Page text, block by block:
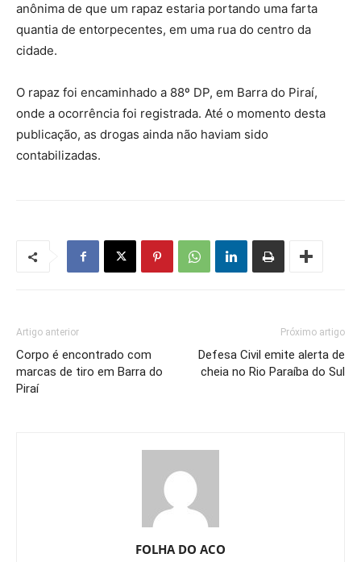
anônima de que um rapaz estaria portando uma farta
quantia de entorpecentes, em uma rua do centro da
cidade.
O rapaz foi encaminhado a 88º DP, em Barra do Piraí,
onde a ocorrência foi registrada. Até o momento desta
publicação, as drogas ainda não haviam sido
contabilizadas.
Artigo anterior
Corpo é encontrado com
marcas de tiro em Barra do
Piraí
Próximo artigo
Defesa Civil emite alerta de
cheia no Rio Paraíba do Sul
FOLHA DO ACO